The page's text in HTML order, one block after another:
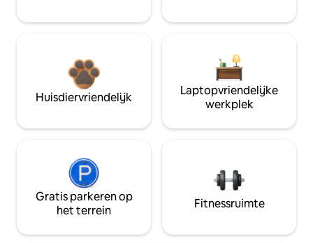
Huisdiervriendelijk
Laptopvriendelijke
werkplek
Gratis parkeren op
het terrein
Fitnessruimte